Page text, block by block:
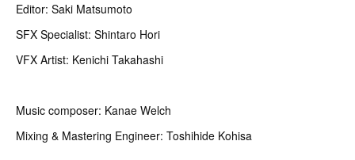
Editor: Saki Matsumoto
SFX Specialist: Shintaro Hori
VFX Artist: Kenichi Takahashi
Music composer: Kanae Welch
Mixing & Mastering Engineer: Toshihide Kohisa